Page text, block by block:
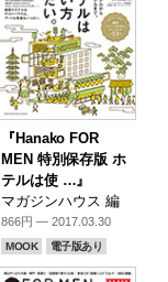
『Hanako FOR
MEN 特別保存版 ホ
テルは使 …』
マガジンハウス 編
866円 — 2017.03.30
MOOK 電子版あり